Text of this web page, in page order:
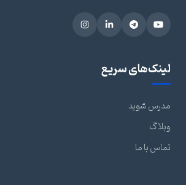
لینک‌های سریع
مدرس شوید
وبلاگ
تماس با ما